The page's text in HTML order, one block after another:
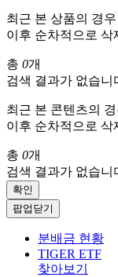
최근 본 상품의 경
이후 순차적으로 삭
총 0개
검색 결과가 없습니
최근 본 콘텐츠의
이후 순차적으로 삭
총 0개
검색 결과가 없습니
확인
팝업닫기
분배금 현황
TIGER ETF
찾아보기